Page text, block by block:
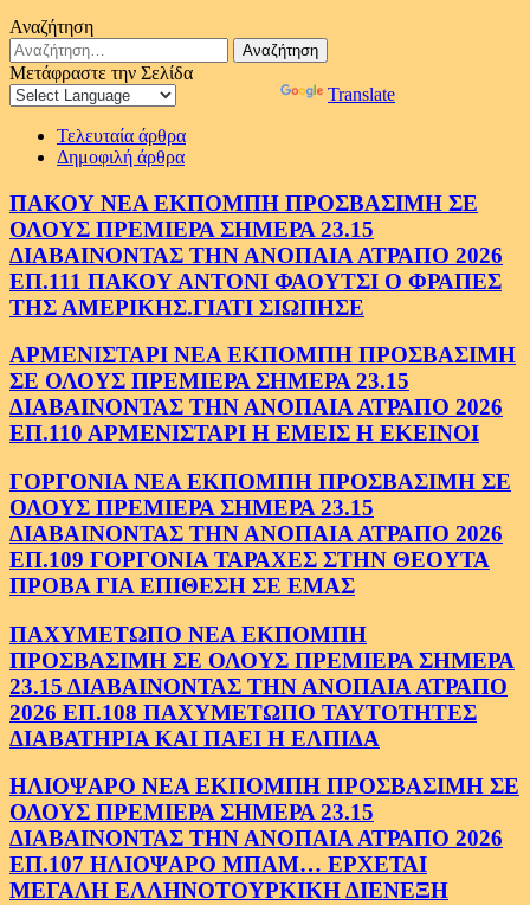
Αναζήτηση
Αναζήτηση
για:
Μετάφραστε την Σελίδα
Translate
Τελευταία άρθρα
Δημοφιλή άρθρα
ΠΑΚΟΥ ΝΕΑ ΕΚΠΟΜΠΗ ΠΡΟΣΒΑΣΙΜΗ ΣΕ
ΟΛΟΥΣ ΠΡΕΜΙΕΡΑ ΣΗΜΕΡΑ 23.15
ΔΙΑΒΑΙΝΟΝΤΑΣ ΤΗΝ ΑΝΟΠΑΙΑ ΑΤΡΑΠΟ 2026
ΕΠ.111 ΠΑΚΟΥ ΑΝΤΟΝΙ ΦΑΟΥΤΣΙ Ο ΦΡΑΠΕΣ
ΤΗΣ ΑΜΕΡΙΚΗΣ.ΓΙΑΤΙ ΣΙΩΠΗΣΕ
ΑΡΜΕΝΙΣΤΑΡΙ ΝΕΑ ΕΚΠΟΜΠΗ ΠΡΟΣΒΑΣΙΜΗ
ΣΕ ΟΛΟΥΣ ΠΡΕΜΙΕΡΑ ΣΗΜΕΡΑ 23.15
ΔΙΑΒΑΙΝΟΝΤΑΣ ΤΗΝ ΑΝΟΠΑΙΑ ΑΤΡΑΠΟ 2026
ΕΠ.110 ΑΡΜΕΝΙΣΤΑΡΙ Η ΕΜΕΙΣ Η ΕΚΕΙΝΟΙ
ΓΟΡΓΟΝΙΑ ΝΕΑ ΕΚΠΟΜΠΗ ΠΡΟΣΒΑΣΙΜΗ ΣΕ
ΟΛΟΥΣ ΠΡΕΜΙΕΡΑ ΣΗΜΕΡΑ 23.15
ΔΙΑΒΑΙΝΟΝΤΑΣ ΤΗΝ ΑΝΟΠΑΙΑ ΑΤΡΑΠΟ 2026
ΕΠ.109 ΓΟΡΓΟΝΙΑ ΤΑΡΑΧΕΣ ΣΤΗΝ ΘΕΟΥΤΑ
ΠΡΟΒΑ ΓΙΑ ΕΠΙΘΕΣΗ ΣΕ ΕΜΑΣ
ΠΑΧΥΜΕΤΩΠΟ ΝΕΑ ΕΚΠΟΜΠΗ
ΠΡΟΣΒΑΣΙΜΗ ΣΕ ΟΛΟΥΣ ΠΡΕΜΙΕΡΑ ΣΗΜΕΡΑ
23.15 ΔΙΑΒΑΙΝΟΝΤΑΣ ΤΗΝ ΑΝΟΠΑΙΑ ΑΤΡΑΠΟ
2026 ΕΠ.108 ΠΑΧΥΜΕΤΩΠΟ ΤΑΥΤΟΤΗΤΕΣ
ΔΙΑΒΑΤΗΡΙΑ ΚΑΙ ΠΑΕΙ Η ΕΛΠΙΔΑ
ΗΛΙΟΨΑΡΟ ΝΕΑ ΕΚΠΟΜΠΗ ΠΡΟΣΒΑΣΙΜΗ ΣΕ
ΟΛΟΥΣ ΠΡΕΜΙΕΡΑ ΣΗΜΕΡΑ 23.15
ΔΙΑΒΑΙΝΟΝΤΑΣ ΤΗΝ ΑΝΟΠΑΙΑ ΑΤΡΑΠΟ 2026
ΕΠ.107 ΗΛΙΟΨΑΡΟ ΜΠΑΜ… ΕΡΧΕΤΑΙ
ΜΕΓΑΛΗ ΕΛΛΗΝΟΤΟΥΡΚΙΚΗ ΔΙΕΝΕΞΗ